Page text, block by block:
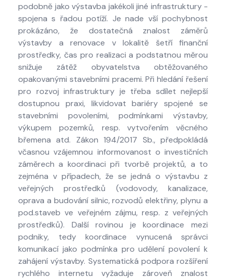
podobně jako výstavba jakékoli jiné infrastruktury -
spojena s řadou potíží. Je nade vší pochybnost
prokázáno, že dostatečná znalost záměrů
výstavby a renovace v lokalitě šetří finanční
prostředky, čas pro realizaci a podstatnou měrou
snižuje zátěž obyvatelstva obtěžovaného
opakovanými stavebními pracemi. Při hledání řešení
pro rozvoj infrastruktury je třeba sdílet nejlepší
dostupnou praxi, likvidovat bariéry spojené se
stavebními povoleními, podmínkami výstavby,
výkupem pozemků, resp. vytvořením věcného
břemena atd. Zákon 194/2017 Sb., předpokládá
včasnou vzájemnou informovanost o investičních
záměrech a koordinaci při tvorbě projektů, a to
zejména v případech, že se jedná o výstavbu z
veřejných prostředků (vodovody, kanalizace,
oprava a budování silnic, rozvodů elektřiny, plynu a
pod.staveb ve veřejném zájmu, resp. z veřejných
prostředků). Další rovinou je koordinace mezi
podniky, tedy koordinace vynucená správci
komunikací jako podmínka pro udělení povolení k
zahájení výstavby. Systematická podpora rozšíření
rychlého internetu vyžaduje zároveň znalost